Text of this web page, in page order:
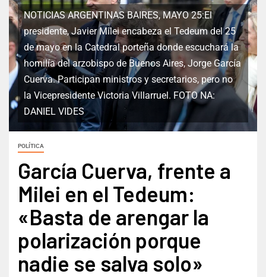
NOTICIAS ARGENTINAS BAIRES, MAYO 25:El
presidente, Javier Milei encabeza el Tedeum del 25
de mayo en la Catedral porteña donde escuchará la
homilía del arzobispo de Buenos Aires, Jorge García
Cuerva. Participan ministros y secretarios, pero no
la Vicepresidente Victoria Villarruel. FOTO NA:
DANIEL VIDES
POLÍTICA
García Cuerva, frente a
Milei en el Tedeum:
«Basta de arengar la
polarización porque
nadie se salva solo»